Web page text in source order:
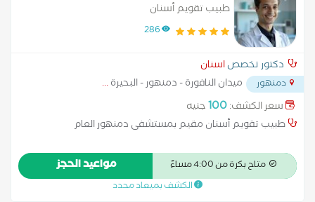
طبيب تقويم أسنان
286
دكتور تخصصاسنان
دمنهور ميدان النافورة - دمنهور - البحيرة...
سعر الكشف:100جنيه
طبيب تقويم أسنان مقيم بمستشفى دمنهور العام
متاح بكرة من 4:00 مساءً مواعيد الحجز
الكشف بميعاد محدد